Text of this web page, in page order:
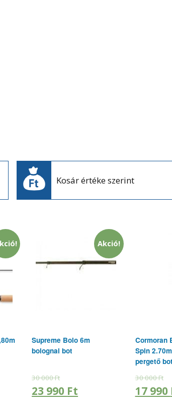
Kosár értéke szerint
Akció!
Supreme Bolo 6m
bolognai bot
30 000Ft
23 990 Ft
Cormoran
Spin
pergető bot
30 000Ft
17 990